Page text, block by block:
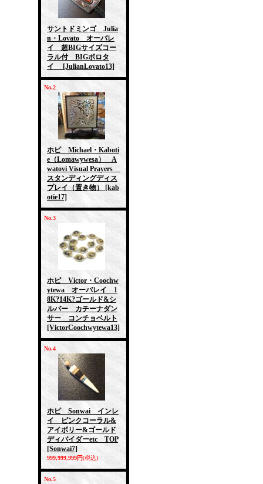
サントドミンゴ Julia
n・Lovato オーバレ
イ 超BIGサイズコー
ラル付 BIGボロタ
イ
[JulianLovato13]
No.2
ホピ Michael・Kaboti
e（Lomawywesa） A
watovi Visual Prayers
スタンディングディス
プレイ（置き物）
[kab
otie17]
No.3
ホピ Victor・Coochw
ytewa オーバレイ 1
8K?14K?ゴールド&シ
ルバー カチーナダン
サー コンチョベルト
[VictorCoochwytewa13]
No.4
ホピ Sonwai インレ
イ ピンクコーラル&
アイボリー&ゴールド
ディバイダーetc TOP
[Sonwai7]
999,999,999円(税込)
No.5